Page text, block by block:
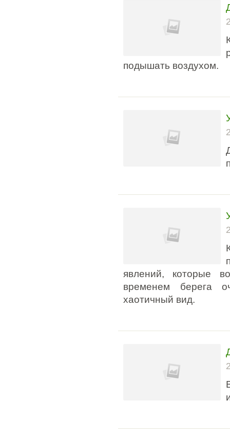
подышать воздухом.
явлений, которые
временем берега
хаотичный вид.